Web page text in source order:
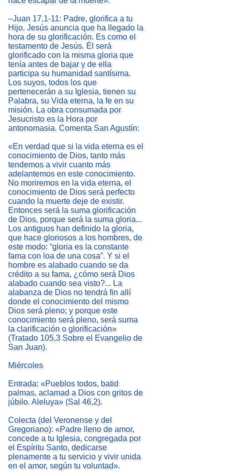
–Juan 17,1-11: Padre, glorifica a tu
Hijo. Jesús anuncia que ha llegado la
hora de su glorificación. Es como el
testamento de Jesús. Él será
glorificado con la misma gloria que
tenía antes de bajar y de ella
participa su humanidad santísima.
Los suyos, todos los que
pertenecerán a su Iglesia, tienen su
Palabra, su Vida eterna, la fe en su
misión. La obra consumada por
Jesucristo es la Hora por
antonomasia. Comenta San Agustín:
«En verdad que si la vida eterna es el
conocimiento de Dios, tanto más
tendemos a vivir cuanto más
adelantemos en este conocimiento.
No moriremos en la vida eterna, el
conocimiento de Dios será perfecto
cuando la muerte deje de existir.
Entonces será la suma glorificación
de Dios, porque será la suma gloria...
Los antiguos han definido la gloria,
que hace gloriosos a los hombres, de
este modo: “gloria es la constante
fama con loa de una cosa”. Y si el
hombre es alabado cuando se da
crédito a su fama, ¿cómo será Dios
alabado cuando sea visto?... La
alabanza de Dios no tendrá fin allí
donde el conocimiento del mismo
Dios será pleno; y porque este
conocimiento será pleno, será suma
la clarificación o glorificación»
(Tratado 105,3 Sobre el Evangelio de
San Juan).
Miércoles
Entrada: «Pueblos todos, batid
palmas, aclamad a Dios con gritos de
júbilo. Aleluya» (Sal 46,2).
Colecta (del Veronense y del
Gregoriano): «Padre lleno de amor,
concede a tu Iglesia, congregada por
el Espíritu Santo, dedicarse
plenamente a tu servicio y vivir unida
en el amor, según tu voluntad».